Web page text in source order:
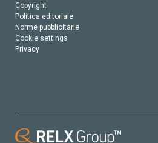
Copyright
Politica editoriale
Norme pubblicitarie
Cookie settings
Privacy